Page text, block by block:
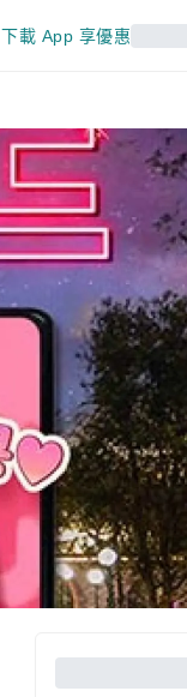
下載 App 享優惠